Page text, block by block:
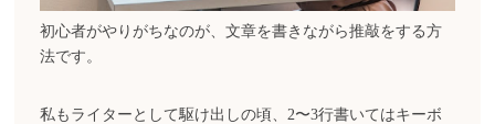
初心者がやりがちなのが、文章を書きながら推敲をする方
法です。
私もライターとして駆け出しの頃、2〜3行書いてはキーボ